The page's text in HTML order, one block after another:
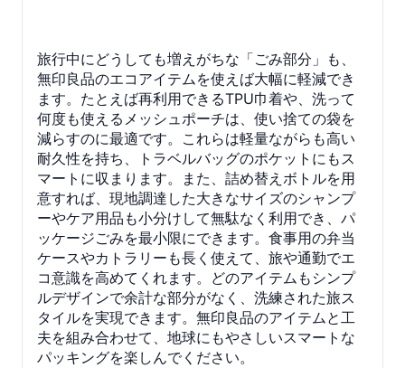
旅行中にどうしても増えがちな「ごみ部分」も、
無印良品のエコアイテムを使えば大幅に軽減でき
ます。たとえば再利用できるTPU巾着や、洗って
何度も使えるメッシュポーチは、使い捨ての袋を
減らすのに最適です。これらは軽量ながらも高い
耐久性を持ち、トラベルバッグのポケットにもス
マートに収まります。また、詰め替えボトルを用
意すれば、現地調達した大きなサイズのシャンプ
ーやケア用品も小分けして無駄なく利用でき、パ
ッケージごみを最小限にできます。食事用の弁当
ケースやカトラリーも長く使えて、旅や通勤でエ
コ意識を高めてくれます。どのアイテムもシンプ
ルデザインで余計な部分がなく、洗練された旅ス
タイルを実現できます。無印良品のアイテムと工
夫を組み合わせて、地球にもやさしいスマートな
パッキングを楽しんでください。